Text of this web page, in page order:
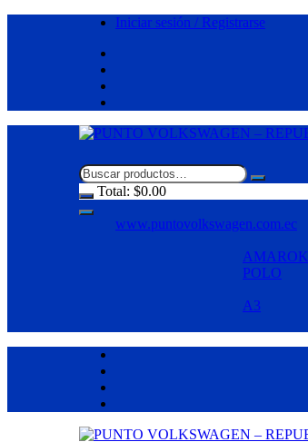
Iniciar sesión / Registrarse
Total: $0.00
www.puntovolkswagen.com.ec
AMAROK
POLO
A3